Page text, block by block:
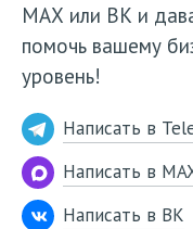
МАХ или ВК и
помочь вашему
уровень!
Написать в
Написать в
Написать в ВК